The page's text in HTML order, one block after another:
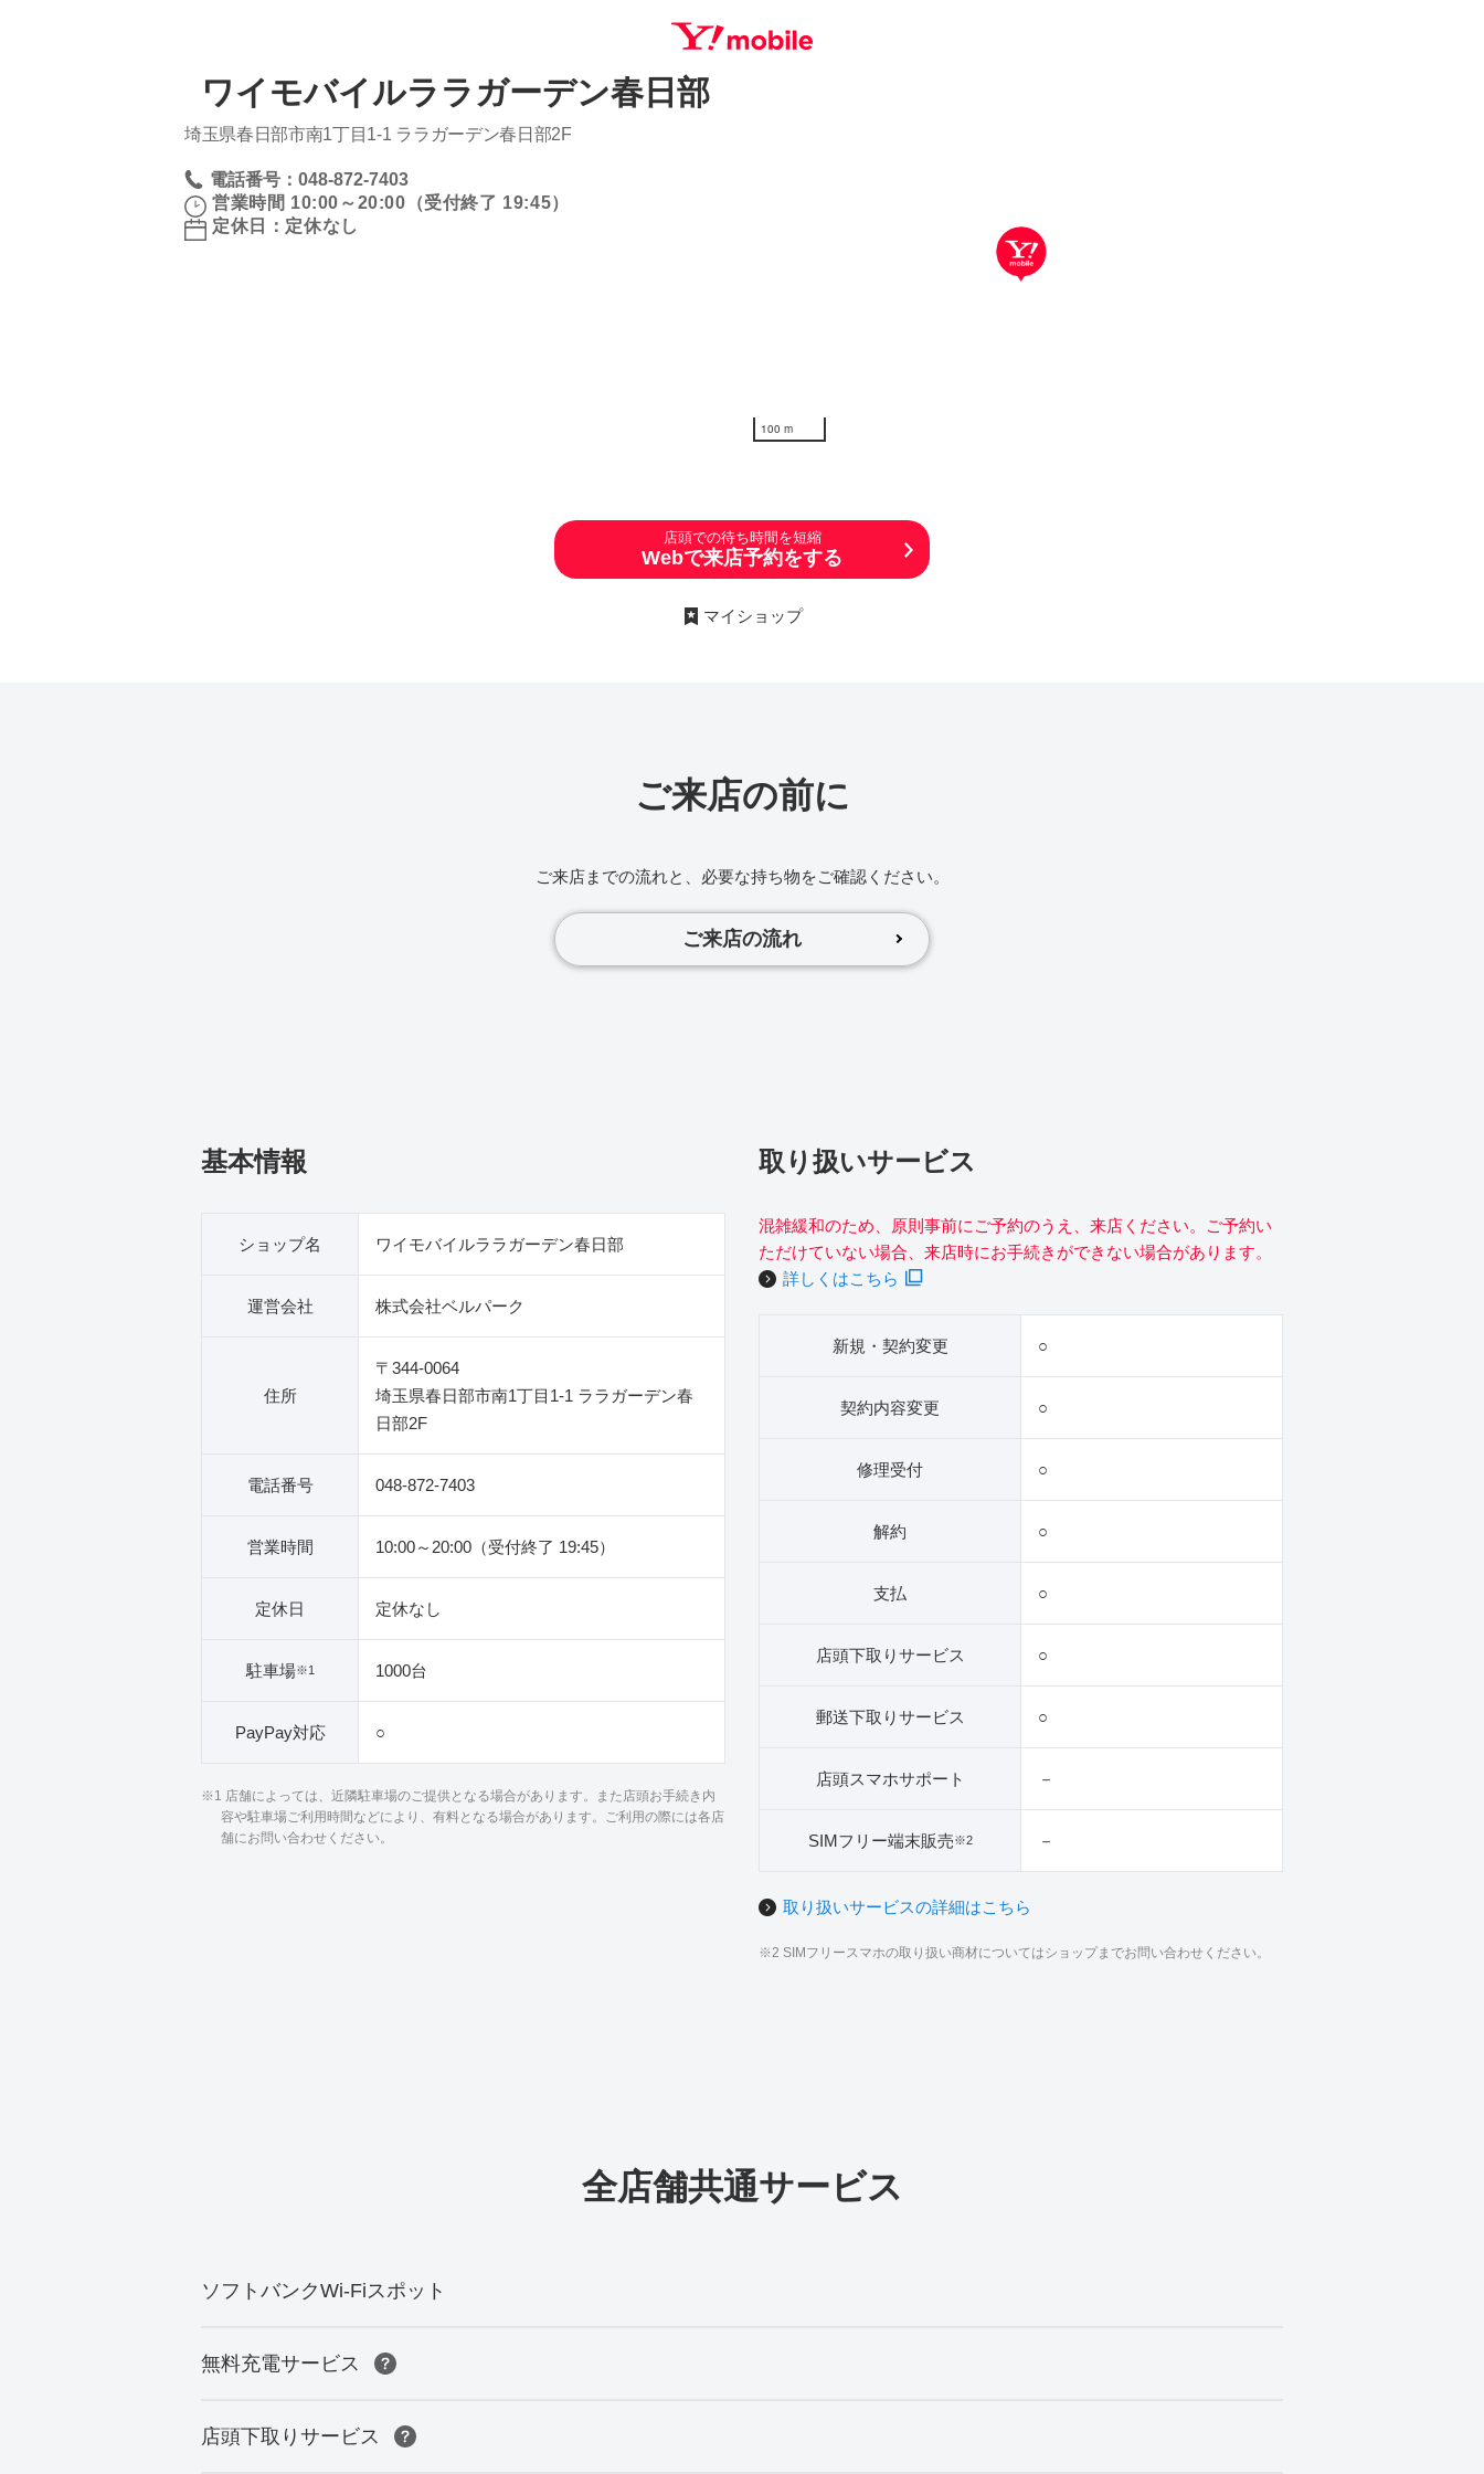
ワイモバイルララガーデン春日部
埼玉県春日部市南1丁目1‐1 ララガーデン春日部2F
電話番号：048-872-7403
営業時間 10:00～20:00（受付終了 19:45）
定休日：定休なし
100 m
店頭での待ち時間を短縮
Webで来店予約をする
マイショップ
ご来店の前に
ご来店までの流れと、必要な持ち物をご確認ください。
ご来店の流れ
基本情報
ショップ名 ワイモバイルララガーデン春日部
運営会社 株式会社ベルパーク
住所
〒344-0064
埼玉県春日部市南1丁目1‐1 ララガーデン春
日部2F
電話番号 048-872-7403
営業時間 10:00～20:00（受付終了 19:45）
定休日 定休なし
駐車場※1 1000台
PayPay対応 ○
※1 店舗によっては、近隣駐車場のご提供となる場合があります。また店頭お手続き内
容や駐車場ご利用時間などにより、有料となる場合があります。ご利用の際には各店
舗にお問い合わせください。
取り扱いサービス
混雑緩和のため、原則事前にご予約のうえ、来店ください。ご予約い
ただけていない場合、来店時にお手続きができない場合があります。
詳しくはこちら
新規・契約変更 ○
契約内容変更 ○
修理受付 ○
解約 ○
支払 ○
店頭下取りサービス ○
郵送下取りサービス ○
店頭スマホサポート －
SIMフリー端末販売※2 －
取り扱いサービスの詳細はこちら
※2 SIMフリースマホの取り扱い商材についてはショップまでお問い合わせください。
全店舗共通サービス
ソフトバンクWi-Fiスポット
無料充電サービス
店頭下取りサービス